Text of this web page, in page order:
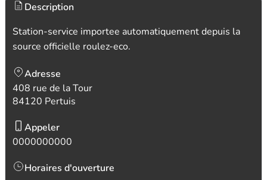
Description
Station-service importee automatiquement depuis la
source officielle roulez-eco.
Adresse
408 rue de la Tour
84120 Pertuis
Appeler
0000000000
Horaires d'ouverture